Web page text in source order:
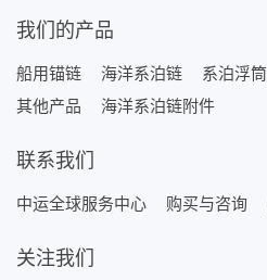
我们的产品
船用锚链 海洋系泊链 系泊浮筒
其他产品
海洋系泊链附件
联系我们
中运全球服务中心 购买与咨询
关注我们